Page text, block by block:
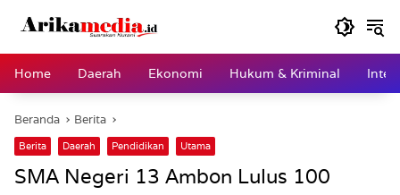
Home
Daerah Ekonomi Hukum & Kriminal
Beranda Berita
Berita Daerah Pendidikan Utama
SMA Negeri 13 Ambon Lulus 100